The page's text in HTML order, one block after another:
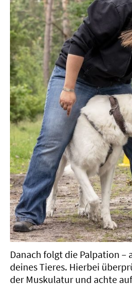
Danach folgt die Palpation –
deines Tieres. Hierbei
der Muskulatur und achte